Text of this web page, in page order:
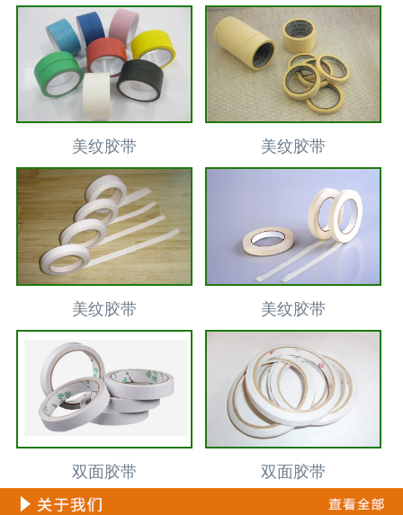
美纹胶带 美纹胶带
美纹胶带 美纹胶带
双面胶带 双面胶带